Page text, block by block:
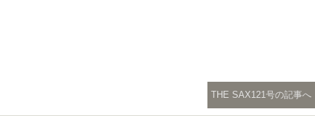
THE SAX121号の記事へ